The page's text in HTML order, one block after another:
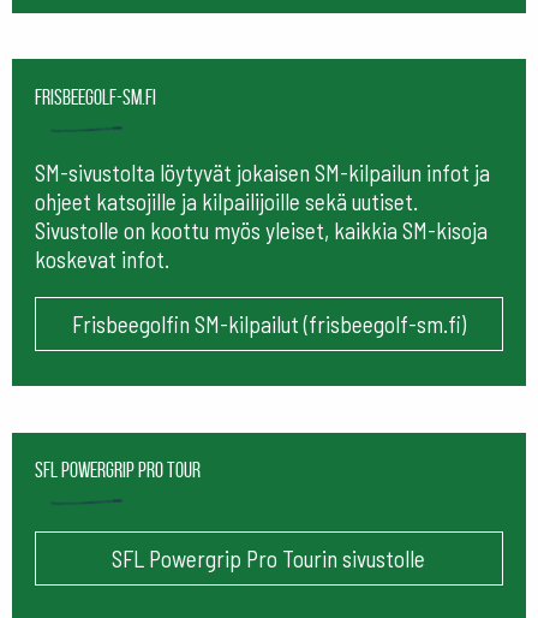
frisbeegolf-sm.fi
SM-sivustolta löytyvät jokaisen SM-kilpailun infot ja
ohjeet katsojille ja kilpailijoille sekä uutiset.
Sivustolle on koottu myös yleiset, kaikkia SM-kisoja
koskevat infot.
Frisbeegolfin SM-kilpailut (frisbeegolf-sm.fi)
SFL Powergrip Pro Tour
SFL Powergrip Pro Tourin sivustolle